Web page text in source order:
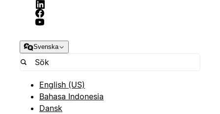
Svenska
English (US)
Bahasa Indonesia
Dansk